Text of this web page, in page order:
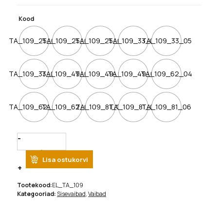
Kood
TA_109_25_04TA_109_25_05TA_109_25_06TA_109_33_04TA_109_33_05
TA_109_33_06TA_109_49_04TA_109_49_05TA_109_49_06TA_109_62_04
TA_109_62_05TA_109_62_06TA_109_81_04TA_109_81_05TA_109_81_06
Quantity
Lisa ostukorvi
Tootekood:EL_TA_109
Kategooriad:Sisevaibad,Vaibad